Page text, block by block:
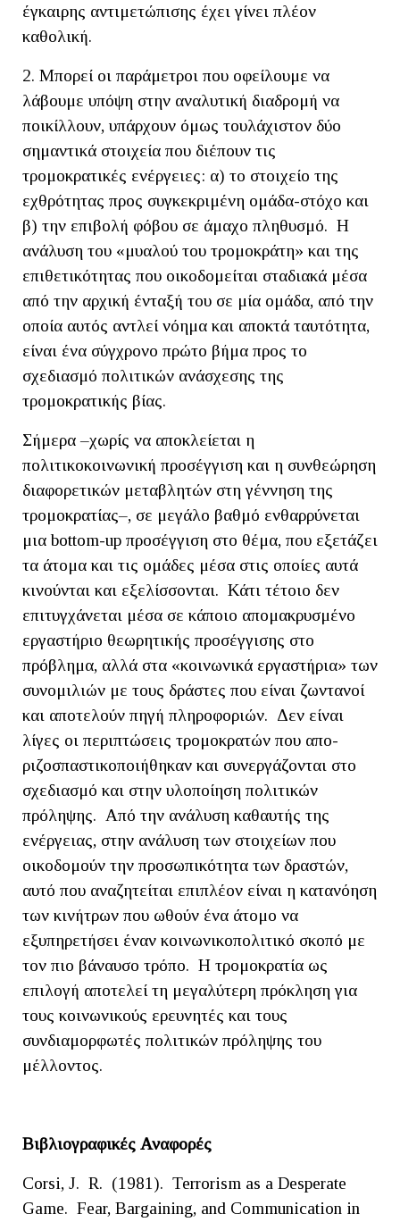
έγκαιρης αντιμετώπισης έχει γίνει πλέον
καθολική.
2. Μπορεί οι παράμετροι που οφείλουμε να
λάβουμε υπόψη στην αναλυτική διαδρομή να
ποικίλλουν, υπάρχουν όμως τουλάχιστον δύο
σημαντικά στοιχεία που διέπουν τις
τρομοκρατικές ενέργειες: α) το στοιχείο της
εχθρότητας προς συγκεκριμένη ομάδα-στόχο και
β) την επιβολή φόβου σε άμαχο πληθυσμό. Η
ανάλυση του «μυαλού του τρομοκράτη» και της
επιθετικότητας που οικοδομείται σταδιακά μέσα
από την αρχική ένταξή του σε μία ομάδα, από την
οποία αυτός αντλεί νόημα και αποκτά ταυτότητα,
είναι ένα σύγχρονο πρώτο βήμα προς το
σχεδιασμό πολιτικών ανάσχεσης της
τρομοκρατικής βίας.
Σήμερα –χωρίς να αποκλείεται η
πολιτικοκοινωνική προσέγγιση και η συνθεώρηση
διαφορετικών μεταβλητών στη γέννηση της
τρομοκρατίας–, σε μεγάλο βαθμό ενθαρρύνεται
μια bottom-up προσέγγιση στο θέμα, που εξετάζει
τα άτομα και τις ομάδες μέσα στις οποίες αυτά
κινούνται και εξελίσσονται. Κάτι τέτοιο δεν
επιτυγχάνεται μέσα σε κάποιο απομακρυσμένο
εργαστήριο θεωρητικής προσέγγισης στο
πρόβλημα, αλλά στα «κοινωνικά εργαστήρια» των
συνομιλιών με τους δράστες που είναι ζωντανοί
και αποτελούν πηγή πληροφοριών. Δεν είναι
λίγες οι περιπτώσεις τρομοκρατών που απο-
ριζοσπαστικοποιήθηκαν και συνεργάζονται στο
σχεδιασμό και στην υλοποίηση πολιτικών
πρόληψης. Από την ανάλυση καθαυτής της
ενέργειας, στην ανάλυση των στοιχείων που
οικοδομούν την προσωπικότητα των δραστών,
αυτό που αναζητείται επιπλέον είναι η κατανόηση
των κινήτρων που ωθούν ένα άτομο να
εξυπηρετήσει έναν κοινωνικοπολιτικό σκοπό με
τον πιο βάναυσο τρόπο. Η τρομοκρατία ως
επιλογή αποτελεί τη μεγαλύτερη πρόκληση για
τους κοινωνικούς ερευνητές και τους
συνδιαμορφωτές πολιτικών πρόληψης του
μέλλοντος.
Βιβλιογραφικές Αναφορές
Corsi, J. R. (1981). Terrorism as a Desperate
Game. Fear, Bargaining, and Communication in